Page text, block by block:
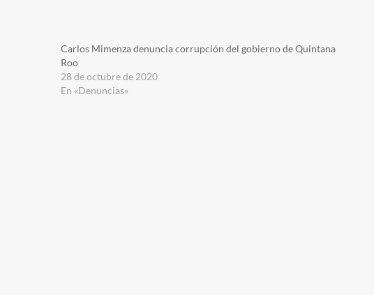
Carlos Mimenza denuncia corrupción del gobierno de Quintana
Roo
28 de octubre de 2020
En «Denuncias»